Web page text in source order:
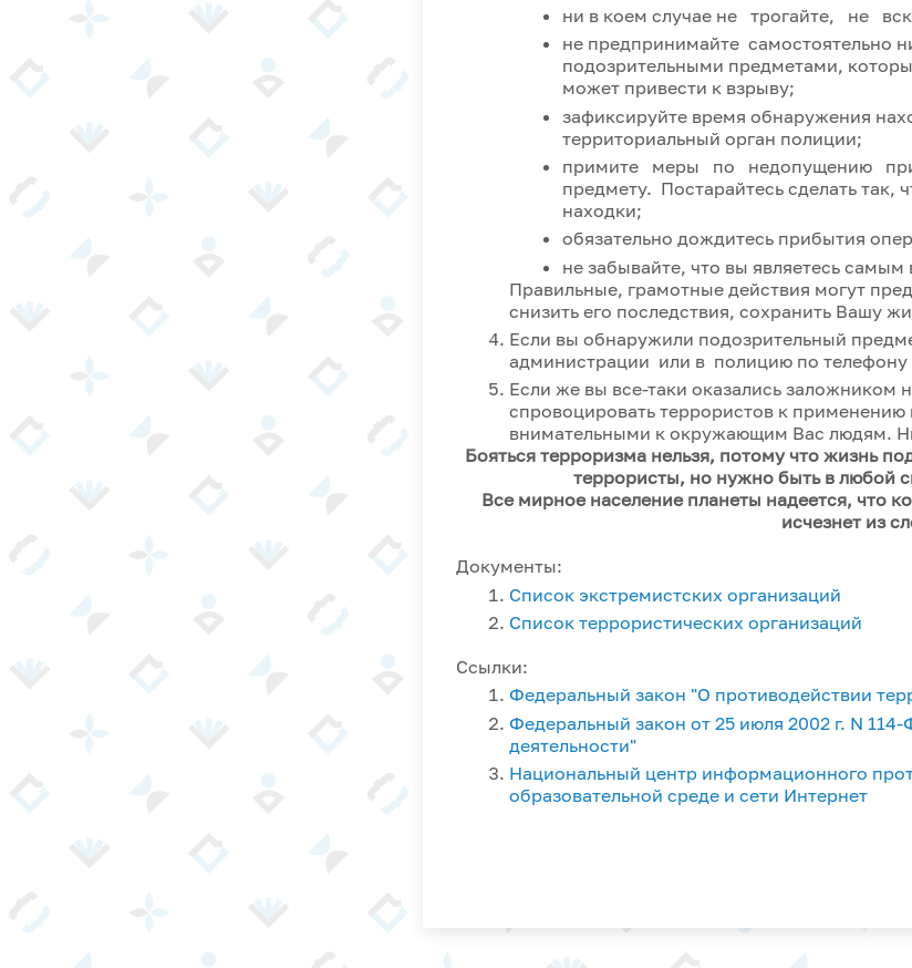
ни в коем случае не трогайте, не
не предпринимайте самостоятельно
подозрительными предметами,
может привести к взрыву;
зафиксируйте время обнаружения
территориальный орган полиции;
примите меры по недопущению
предмету. Постарайтесь сделать
находки;
обязательно дождитесь прибытия
не забывайте, что вы являетесь
Правильные, грамотные действия могут
снизить его последствия, сохранить Вашу
Если вы обнаружили подозрительный
администрации или в полицию по телефону
Если же вы все-таки оказались заложником
спровоцировать террористов к
внимательными к окружающим Вас людям.
Бояться терроризма нельзя, потому что жизнь
террористы, но нужно быть в любой
Все мирное население планеты надеется, что
исчезнет из
Документы:
Список экстремистских организаций
Список террористических организаций
Ссылки:
Федеральный закон "О противодействии
Федеральный закон от 25 июля 2002 г. N
деятельности"
Национальный центр информационного
образовательной среде и сети Интернет